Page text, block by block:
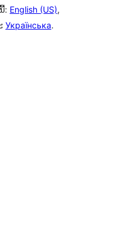
: English (US),
Українська.